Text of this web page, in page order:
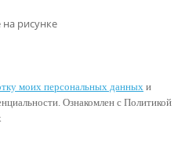
рисунке
моих персональных данных и
Ознакомлен с Политикой